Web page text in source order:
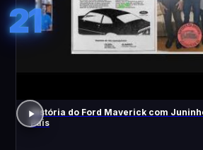
21
História do Ford Maverick com
Pais